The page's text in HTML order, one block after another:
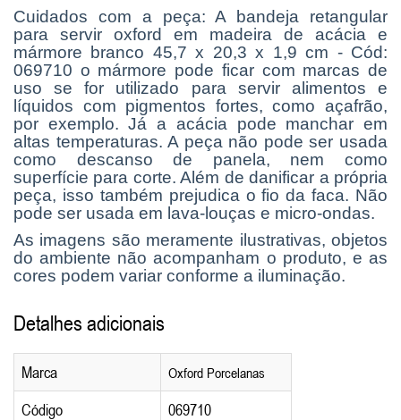
Cuidados com a peça: A bandeja retangular
para servir oxford em madeira de acácia e
mármore branco 45,7 x 20,3 x 1,9 cm - Cód:
069710 o mármore pode ficar com marcas de
uso se for utilizado para servir alimentos e
líquidos com pigmentos fortes, como açafrão,
por exemplo. Já a acácia pode manchar em
altas temperaturas. A peça não pode ser usada
como descanso de panela, nem como
superfície para corte. Além de danificar a própria
peça, isso também prejudica o fio da faca. Não
pode ser usada em lava-louças e micro-ondas.
As imagens são meramente ilustrativas, objetos
do ambiente não acompanham o produto, e as
cores podem variar conforme a iluminação.
Detalhes adicionais
Marca Oxford Porcelanas
Código
069710